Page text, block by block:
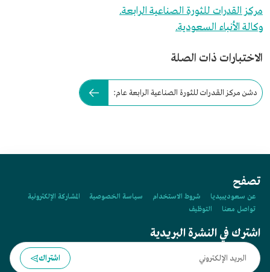
مركز القدرات للثورة الصناعية الرابعة.
وكالة الأنباء السعودية.
الاختبارات ذات الصلة
دشن مركز القدرات للثورة الصناعية الرابعة عام:
تصفح
عن سعوديبيديا شروط الاستخدام سياسة الخصوصية
المشاركة الإلكترونية
تواصل معنا
التوظيف
اشترك في النشرة البريدية
اشتراك